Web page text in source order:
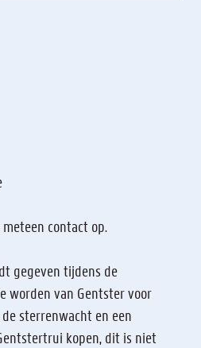
contact op.
gegeven tijdens de
worden van Gentster voor
sterrenwacht en een
kopen, dit is niet